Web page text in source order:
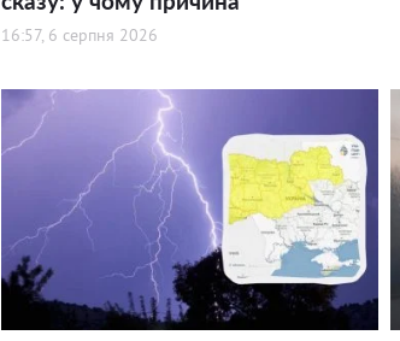
16:57, 6 серпня 2026